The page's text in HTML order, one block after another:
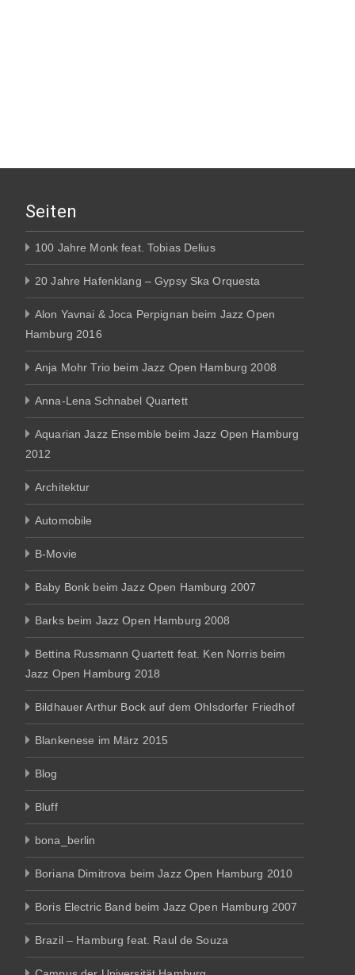
Seiten
100 Jahre Monk feat. Tobias Delius
20 Jahre Hafenklang – Gypsy Ska Orquesta
Alon Yavnai & Joca Perpignan beim Jazz Open
Hamburg 2016
Anja Mohr Trio beim Jazz Open Hamburg 2008
Anna-Lena Schnabel Quartett
Aquarian Jazz Ensemble beim Jazz Open Hamburg
2012
Architektur
Automobile
B-Movie
Baby Bonk beim Jazz Open Hamburg 2007
Barks beim Jazz Open Hamburg 2008
Bettina Russmann Quartett feat. Ken Norris beim
Jazz Open Hamburg 2018
Bildhauer Arthur Bock auf dem Ohlsdorfer Friedhof
Blankenese im März 2015
Blog
Bluff
bona_berlin
Boriana Dimitrova beim Jazz Open Hamburg 2010
Boris Electric Band beim Jazz Open Hamburg 2007
Brazil – Hamburg feat. Raul de Souza